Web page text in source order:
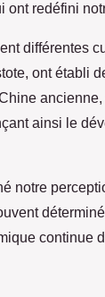
redéfini
différentes
ont établi
ainsi le
notre
continue